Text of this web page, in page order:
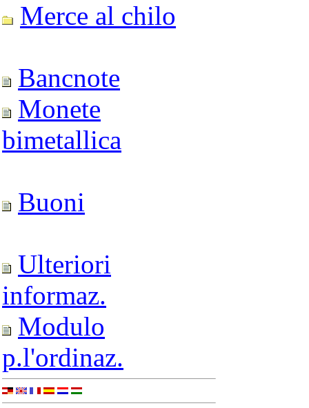
Merce al chilo
Bancnote
Monete
bimetallica
Buoni
Ulteriori
informaz.
Modulo
p.l'ordinaz.